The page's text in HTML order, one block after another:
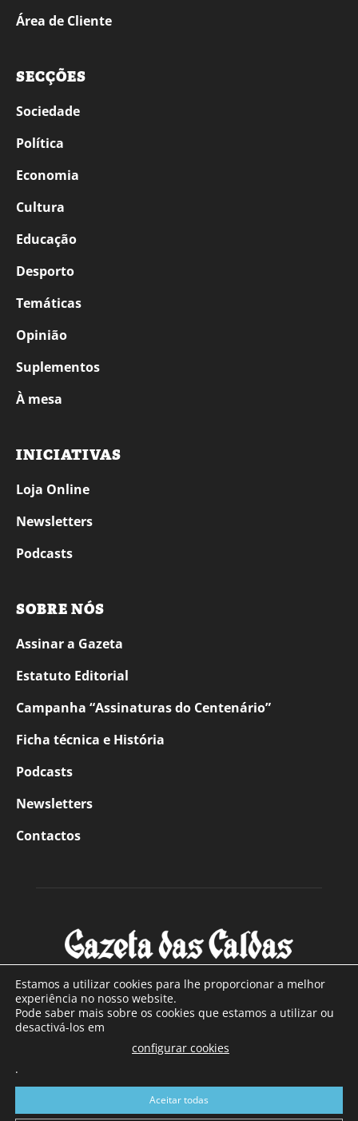
Área de Cliente
SECÇÕES
Sociedade
Política
Economia
Cultura
Educação
Desporto
Temáticas
Opinião
Suplementos
À mesa
INICIATIVAS
Loja Online
Newsletters
Podcasts
SOBRE NÓS
Assinar a Gazeta
Estatuto Editorial
Campanha “Assinaturas do Centenário”
Ficha técnica e História
Podcasts
Newsletters
Contactos
SOBRE NÓS
Com sede nas Caldas da Rainha e mais de 90 anos de
a sul de distrito de Leiria, com mais de 40.000 leitores por
toda a região Oeste. Jornal com distribuição em Portugal
Estamos a utilizar cookies para lhe proporcionar a melhor
experiência no nosso website.
Pode saber mais sobre os cookies que estamos a utilizar ou
desactivá-los em
configurar cookies
.
Aceitar todas